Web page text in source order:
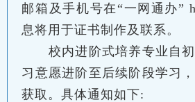
邮箱及手机号在“一网通办”
息将用于证书制作及联系。
校内进阶式培养专业自
习意愿进阶至后续阶段学习
获取。具体通知如下: